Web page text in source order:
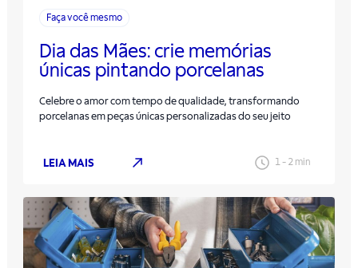
Faça você mesmo
Dia das Mães: crie memórias
únicas pintando porcelanas
Celebre o amor com tempo de qualidade, transformando
porcelanas em peças únicas personalizadas do seu jeito
LEIA MAIS 1- 2 min